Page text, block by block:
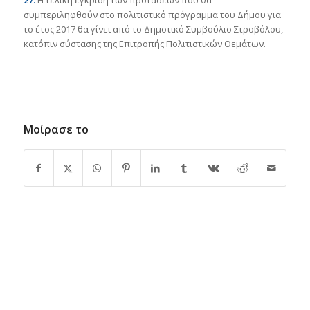
συμπεριληφθούν στο πολιτιστικό πρόγραμμα του Δήμου για
το έτος 2017 θα γίνει από το Δημοτικό Συμβούλιο Στροβόλου,
κατόπιν σύστασης της Επιτροπής Πολιτιστικών Θεμάτων.
Μοίρασε το